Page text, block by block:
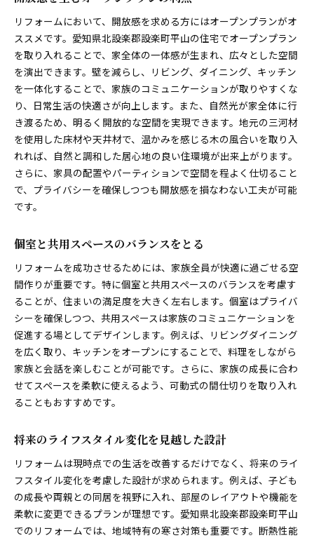
リフォームにおいて、開放感を求める方にはオープンプランがオ
ススメです。愛知県北設楽郡設楽町平山の住宅でオープンプラン
を取り入れることで、家全体の一体感が生まれ、広々とした空間
を演出できます。壁を減らし、リビング、ダイニング、キッチン
を一体化することで、家族のコミュニケーションが取りやすくな
り、日常生活の快適さが向上します。また、自然光が家全体に行
き渡るため、明るく開放的な空間を実現できます。地元の三河材
を使用した床材や天井材で、温かみを感じる木の風合いを取り入
れれば、自然と調和した居心地の良い住環境が出来上がります。
さらに、家具の配置やパーティションで空間を程よく仕切ること
で、プライバシーを確保しつつも開放感を損なわない工夫が可能
です。
個室と共用スペースのバランスをとる
リフォームを成功させるためには、家族全員が快適に過ごせる空
間作りが重要です。特に個室と共用スペースのバランスを考慮す
ることが、住まいの満足度を大きく左右します。個室はプライバ
シーを確保しつつ、共用スペースは家族のコミュニケーションを
促進する場としてデザインします。例えば、リビングダイニング
を広く取り、キッチンをオープンにすることで、料理をしながら
家族と会話を楽しむことが可能です。さらに、家族の成長に合わ
せてスペースを柔軟に使えるよう、可動式の間仕切りを取り入れ
ることもおすすめです。
将来のライフスタイル変化を見越した設計
リフォームは現時点での生活を改善するだけでなく、将来のライ
フスタイル変化を考慮した設計が求められます。例えば、子ども
の成長や両親との同居を視野に入れ、部屋のレイアウトや機能を
柔軟に変更できるプランが理想です。愛知県北設楽郡設楽町平山
でのリフォームでは、地域特有の寒さ対策も重要です。断熱性能